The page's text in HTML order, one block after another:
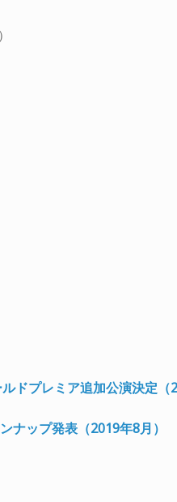
プレミア追加公演決定（
ナップ発表（2019年8月）